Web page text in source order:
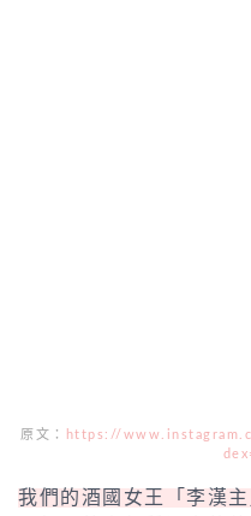
原文：
https://
我們的酒國女王「李漢